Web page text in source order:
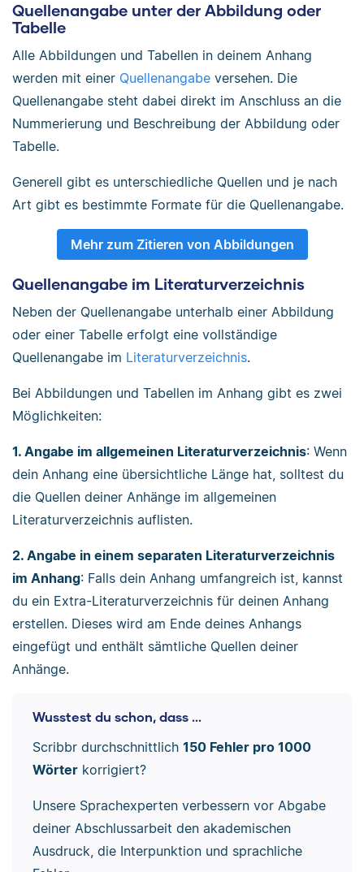
Quellenangabe unter der Abbildung oder
Tabelle
Alle Abbildungen und Tabellen in deinem Anhang
werden mit einer Quellenangabe versehen. Die
Quellenangabe steht dabei direkt im Anschluss an die
Nummerierung und Beschreibung der Abbildung oder
Tabelle.
Generell gibt es unterschiedliche Quellen und je nach
Art gibt es bestimmte Formate für die Quellenangabe.
Mehr zum Zitieren von Abbildungen
Quellenangabe im Literaturverzeichnis
Neben der Quellenangabe unterhalb einer Abbildung
oder einer Tabelle erfolgt eine vollständige
Quellenangabe im Literaturverzeichnis.
Bei Abbildungen und Tabellen im Anhang gibt es zwei
Möglichkeiten:
1. Angabe im allgemeinen Literaturverzeichnis: Wenn
dein Anhang eine übersichtliche Länge hat, solltest du
die Quellen deiner Anhänge im allgemeinen
Literaturverzeichnis auflisten.
2. Angabe in einem separaten Literaturverzeichnis
im Anhang: Falls dein Anhang umfangreich ist, kannst
du ein Extra-Literaturverzeichnis für deinen Anhang
erstellen. Dieses wird am Ende deines Anhangs
eingefügt und enthält sämtliche Quellen deiner
Anhänge.
Wusstest du schon, dass ...
Scribbr durchschnittlich 150 Fehler pro 1000
Wörterkorrigiert?
Unsere Sprachexperten verbessern vor Abgabe
deiner Abschlussarbeit den akademischen
Ausdruck, die Interpunktion und sprachliche